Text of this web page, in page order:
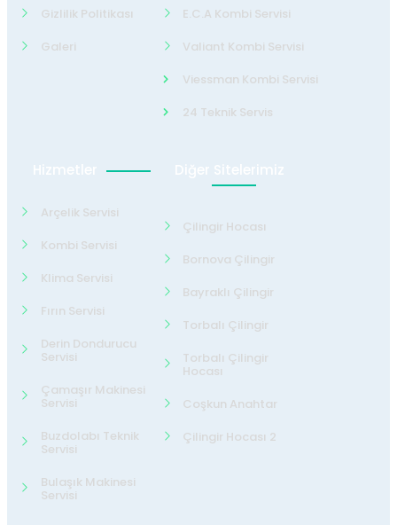
Gizlilik Politikası
Galeri
E.C.A Kombi Servisi
Valiant Kombi Servisi
Viessman Kombi Servisi
24 Teknik Servis
Hizmetler
Arçelik Servisi
Kombi Servisi
Klima Servisi
Fırın Servisi
Derin Dondurucu
Servisi
Çamaşır Makinesi
Servisi
Buzdolabı Teknik
Servisi
Bulaşık Makinesi
Servisi
Diğer Sitelerimiz
Çilingir Hocası
Bornova Çilingir
Bayraklı Çilingir
Torbalı Çilingir
Torbalı Çilingir
Hocası
Coşkun Anahtar
Çilingir Hocası 2